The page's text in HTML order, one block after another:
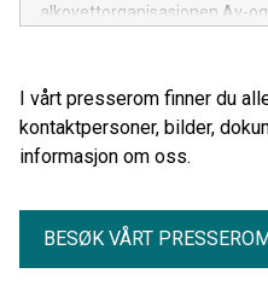
alkovettorganisasjonen Av-
I vårt presserom finner du
kontaktpersoner, bilder,
informasjon om oss.
BESØK VÅRT